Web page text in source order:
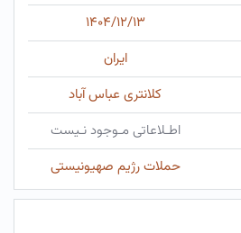
۱۴۰۴/۱۲/۱۳
ایران
کلانتری عباس آباد
اطـلاعاتی مـوجود نـیست
حملات رژیم صهیونیستی